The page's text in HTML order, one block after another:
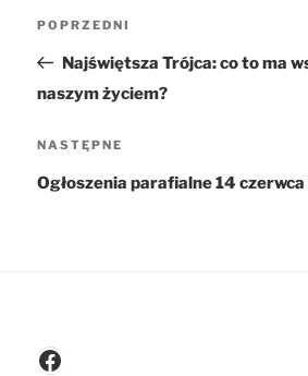
Nawigacja
wpisu
Poprzedni
wpis
POPRZEDNI
Najświętsza Trójca: co to ma
naszym życiem?
Następny
wpis
NASTĘPNE
Ogłoszenia parafialne 14
Facebook